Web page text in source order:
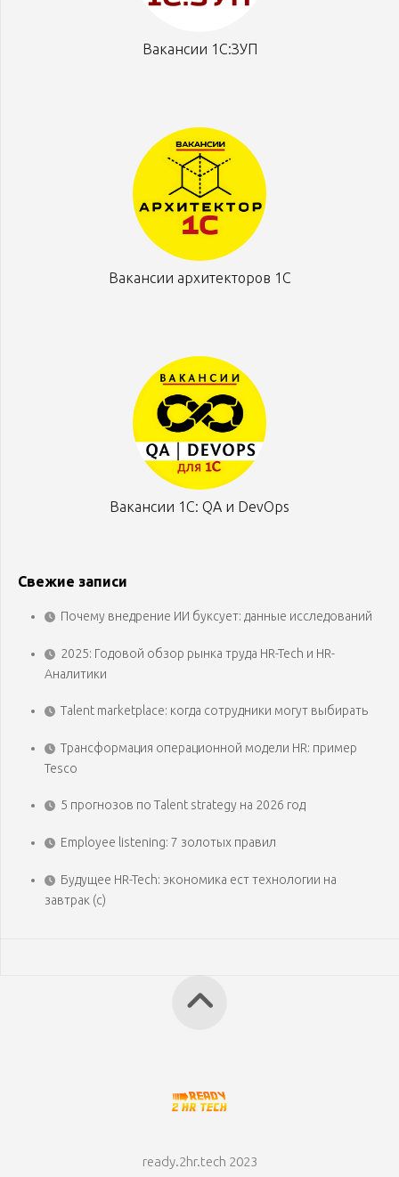
Вакансии 1С:ЗУП
Вакансии архитекторов 1С
Вакансии 1С: QA и DevOps
Свежие записи
Почему внедрение ИИ буксует: данные исследований
2025: Годовой обзор рынка труда HR-Tech и HR-
Аналитики
Talent marketplace: когда сотрудники могут выбирать
Трансформация операционной модели HR: пример
Tesco
5 прогнозов по Talent strategy на 2026 год
Employee listening: 7 золотых правил
Будущее HR-Tech: экономика ест технологии на
завтрак (с)
ready.2hr.tech 2023